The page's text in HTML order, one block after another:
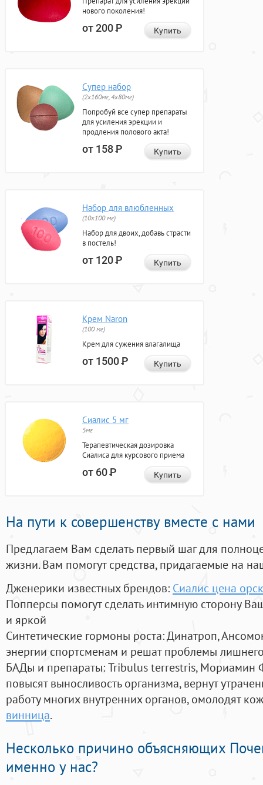
нового поколения!
от 200Р Купить
Супер набор
(2х160мг, 4х80мг)
Попробуй все супер препараты
для усиления эрекции и
продления полового акта!
от 158Р Купить
Набор для влюбленных
(10х100 мг)
Набор для двоих, добавь страсти
в постель!
от 120Р Купить
Крем Naron
(100 мг)
Крем для сужения влагалища
от 1500Р Купить
Сиалис 5 мг
5мг
Терапевтическая дозировка
Сиалиса для курсового приема
от 60Р Купить
На пути к совершенству вместе с нами
Предлагаем Вам сделать первый шаг для
жизни. Вам помогут средства, придагаемые на
Дженерики известных брендов: Сиалис цена орск
Попперсы помогут сделать интимную сторону
и яркой
Синтетические гормоны роста: Динатроп,
энергии спортсменам и решат проблемы
БАДы и препараты:Tribulus terrestris, Мориамин
повысят выносливость организма, вернут
работу многих внутренних органов, омолодят
винница.
Несколько причино объясняющих
именно у нас?